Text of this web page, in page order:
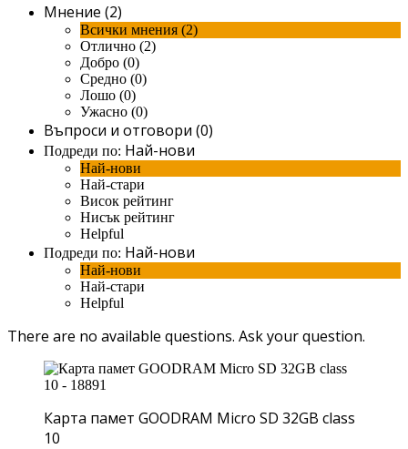
Мнение (2)
Всички мнения (2)
Отлично (2)
Добро (0)
Средно (0)
Лошо (0)
Ужасно (0)
Въпроси и отговори (0)
Подреди по: Най-нови
Най-нови
Най-стари
Висок рейтинг
Нисък рейтинг
Helpful
Подреди по: Най-нови
Най-нови
Най-стари
Helpful
There are no available questions. Ask your question.
Карта памет GOODRAM Micro SD 32GB class
10